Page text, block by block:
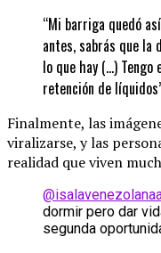
“Mi barriga quedó
antes, sabrás que la
lo que hay (…)
retención de
Finalmente, las
viralizarse, y las
realidad que viven
dormir pero dar
segunda